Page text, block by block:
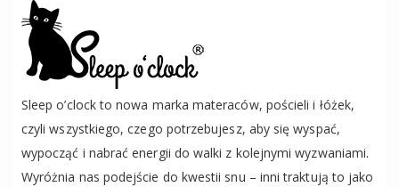
Sleep o’clock to nowa marka materaców, pościeli i łóżek,
czyli wszystkiego, czego potrzebujesz, aby się wyspać,
wypocząć i nabrać energii do walki z kolejnymi wyzwaniami.
Wyróżnia nas podejście do kwestii snu – inni traktują to jako